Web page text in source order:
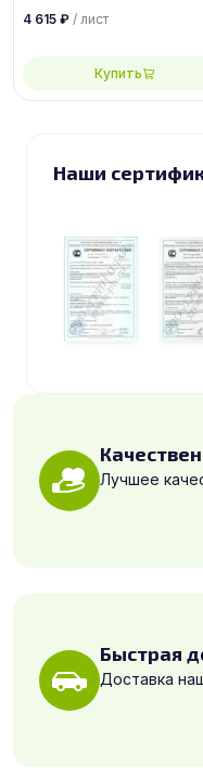
4 615 ₽ / лист
Купить
Наши
Лучшее
Быстрая
Доставка